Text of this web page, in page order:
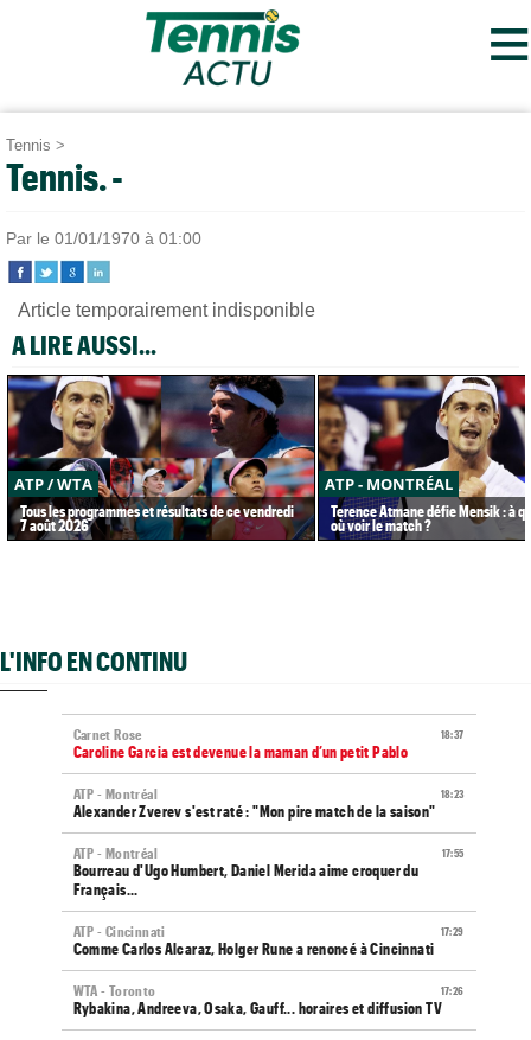
≡
Tennis >
Tennis. -
Par le 01/01/1970 à 01:00
Article temporairement indisponible
A LIRE AUSSI...
ATP / WTA
Tous les programmes et résultats de ce vendredi
7 août 2026
ATP - MONTRÉAL
Terence Atmane défie Mensik : à
où voir le match ?
L'INFO EN CONTINU
18:37
Carnet Rose
Caroline Garcia est devenue la maman d’un petit Pablo
18:23
ATP - Montréal
Alexander Zverev s'est raté : "Mon pire match de la saison"
17:55
ATP - Montréal
Bourreau d'Ugo Humbert, Daniel Merida aime croquer du
Français...
17:29
ATP - Cincinnati
Comme Carlos Alcaraz, Holger Rune a renoncé à Cincinnati
17:26
WTA - Toronto
Rybakina, Andreeva, Osaka, Gauff... horaires et diffusion TV